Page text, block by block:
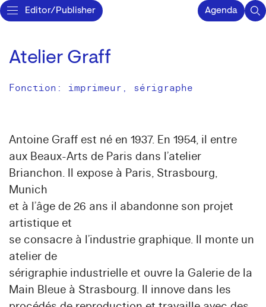
Editor/Publisher Agenda
Atelier Graff
Fonction: imprimeur, sérigraphe
Antoine Graff est né en 1937. En 1954, il entre
aux Beaux-Arts de Paris dans l’atelier
Brianchon. Il expose à Paris, Strasbourg,
Munich
et à l’âge de 26 ans il abandonne son projet
artistique et
se consacre à l’industrie graphique. Il monte un
atelier de
sérigraphie industrielle et ouvre la Galerie de la
Main Bleue à Strasbourg. Il innove dans les